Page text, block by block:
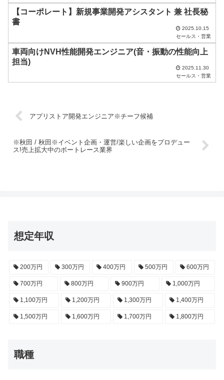
。
【コーポレート】新規事業開発アシスタント 兼 社長秘
書
2025.10.15
セールス・営業
車両向けNVH性能開発エンジニア(音・振動の性能向上
担当)
2025.11.30
セールス・営業
アプリストア開発エンジニア※チーフ候補
※秋田 / 秋田※イベント企画・運営/楽しい企画をプロデュー
ス!売上拡大中のボートレース業界
想定年収
200万円 300万円 400万円 500万円 600万円
700万円 800万円 900万円 1,000万円
1,100万円 1,200万円 1,300万円 1,400万円
1,500万円 1,600万円 1,700万円 1,800万円
職種